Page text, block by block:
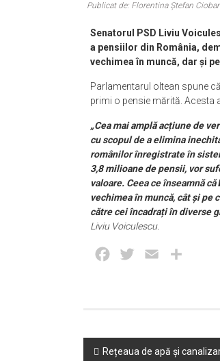
Publicat de: Florentina Ștefan
Senatorul PSD Liviu
a pensiilor din România,
vechimea în muncă, dar și
Parlamentarul oltean spune
primi o pensie mărită. Acesta
„Cea mai amplă acțiune de
cu scopul de a elimina
românilor înregistrate în
3,8 milioane de pensii, vor
valoare. Ceea ce
vechimea în muncă, cât și
către cei încadrați în diverse
Liviu Voiculescu.
Facebook
Twitter Email
Post
Rețeaua de apă și